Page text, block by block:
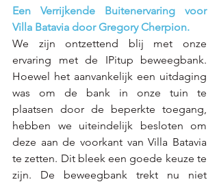
Een Verrijkende Buitenervaring voor
Villa Batavia door Gregory Cherpion.
We zijn ontzettend blij met onze
ervaring met de IPitup beweegbank.
Hoewel het aanvankelijk een uitdaging
was om de bank in onze tuin te
plaatsen door de beperkte toegang,
hebben we uiteindelijk besloten om
deze aan de voorkant van Villa Batavia
te zetten. Dit bleek een goede keuze te
zijn. De beweegbank trekt nu niet